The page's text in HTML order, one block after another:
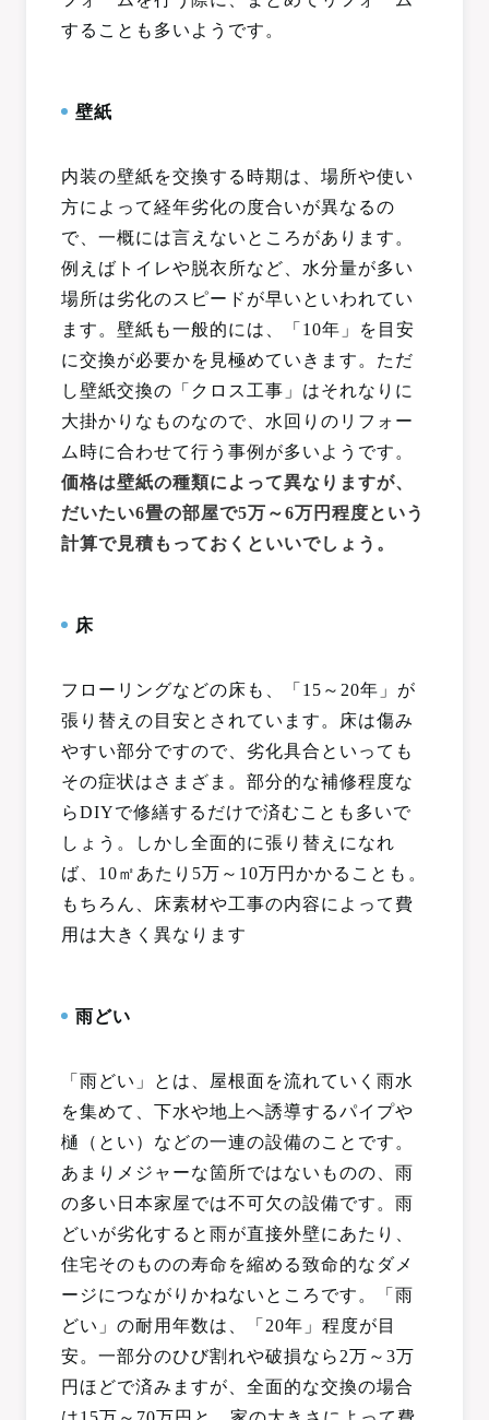
することも多いようです。
壁紙
内装の壁紙を交換する時期は、場所や使い
方によって経年劣化の度合いが異なるの
で、一概には言えないところがあります。
例えばトイレや脱衣所など、水分量が多い
場所は劣化のスピードが早いといわれてい
ます。壁紙も一般的には、「10年」を目安
に交換が必要かを見極めていきます。ただ
し壁紙交換の「クロス工事」はそれなりに
大掛かりなものなので、水回りのリフォー
ム時に合わせて行う事例が多いようです。
価格は壁紙の種類によって異なりますが、
だいたい6畳の部屋で5万～6万円程度という
計算で見積もっておくといいでしょう。
床
フローリングなどの床も、「15～20年」が
張り替えの目安とされています。床は傷み
やすい部分ですので、劣化具合といっても
その症状はさまざま。部分的な補修程度な
らDIYで修繕するだけで済むことも多いで
しょう。しかし全面的に張り替えになれ
ば、10㎡あたり5万～10万円かかることも。
もちろん、床素材や工事の内容によって費
用は大きく異なります
雨どい
「雨どい」とは、屋根面を流れていく雨水
を集めて、下水や地上へ誘導するパイプや
樋（とい）などの一連の設備のことです。
あまりメジャーな箇所ではないものの、雨
の多い日本家屋では不可欠の設備です。雨
どいが劣化すると雨が直接外壁にあたり、
住宅そのものの寿命を縮める致命的なダメ
ージにつながりかねないところです。「雨
どい」の耐用年数は、「20年」程度が目
安。一部分のひび割れや破損なら2万～3万
円ほどで済みますが、全面的な交換の場合